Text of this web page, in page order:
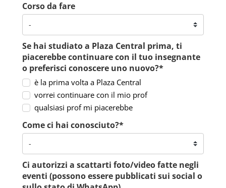
Corso da fare
Se hai studiato a Plaza Central prima, ti
piacerebbe continuare con il tuo insegnante
o preferisci conoscere uno nuovo?*
è la prima volta a Plaza Central
vorrei continuare con il mio prof
qualsiasi prof mi piacerebbe
Come ci hai conosciuto?*
Ci autorizzi a scattarti foto/video fatte negli
eventi (possono essere pubblicati sui social o